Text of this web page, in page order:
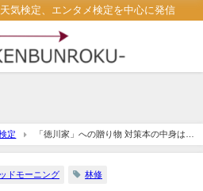
気検定、エンタメ検定を中心に発信
定
「徳川家」への贈り物 対策本の中身は？
ドモーニング 林修